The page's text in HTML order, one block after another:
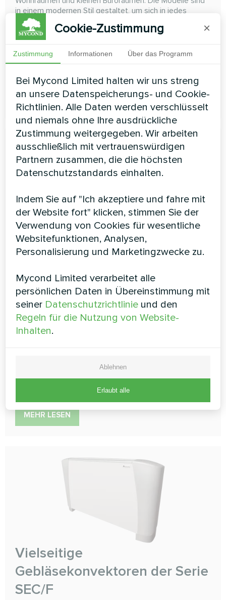
in einem modernen Stil gestaltet, um sich in jedes
Interieur einzufügen oder um so diskret wie möglich zu
sein
Kühlleistung:0.70 ... 2,90 kW
Heizleistung:
MEHR LESEN
Gebläsekonvektor für die
Bodenmontage Serie MCFF
Die Gebläsekonvektoren MCFF sind elegante
Dekorationselemente und gleichzeitig Heiz- und
Kühlgeräte, mit denen die optimalen
Temperaturbedingungen im Raum aufrechterhalten
werden können. Das Gerät zeichnet sich durch seine
hohe Leistung und Energieeffizienz aus, die eine
1,2 ... 12,6 kW
MEHR LESEN
Vielseitige
Gebläsekonvektoren der Serie
SEC/F
Cookie-Zustimmung ×
Zustimmung Informationen Über das Programm
Bei Mycond Limited halten wir uns streng
an unsere Datenspeicherungs- und Cookie-
Richtlinien. Alle Daten werden verschlüsselt
und niemals ohne Ihre ausdrückliche
Zustimmung weitergegeben. Wir arbeiten
ausschließlich mit vertrauenswürdigen
Partnern zusammen, die die höchsten
Datenschutzstandards einhalten.
Indem Sie auf "Ich akzeptiere und fahre mit
der Website fort" klicken, stimmen Sie der
Verwendung von Cookies für wesentliche
Websitefunktionen, Analysen,
Personalisierung und Marketingzwecke zu.
Mycond Limited verarbeitet alle
persönlichen Daten in Übereinstimmung mit
seiner Datenschutzrichtlinie und den
Regeln für die Nutzung von Website-
Inhalten.
Ablehnen
Erlaubt alle